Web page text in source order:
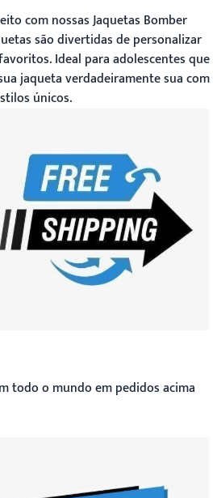
com nossas Jaquetas Bomber
são divertidas de personalizar
Ideal para adolescentes que
jaqueta verdadeiramente sua com
únicos.
todo o mundo em pedidos acima